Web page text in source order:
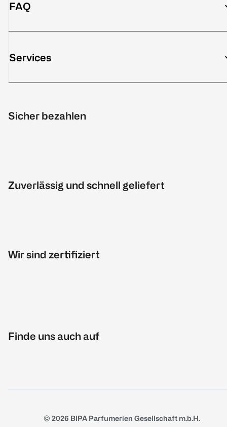
FAQ
Services
Sicher bezahlen
Zuverlässig und schnell geliefert
Wir sind zertifiziert
Finde uns auch auf
© 2026 BIPA Parfumerien Gesellschaft m.b.H.